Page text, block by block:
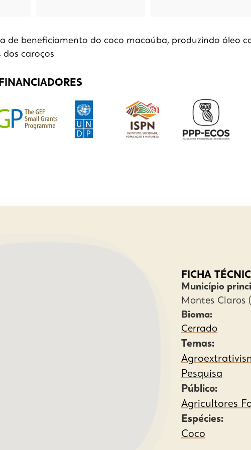
de beneficiamento do coco macaúba, produzindo óleo
dos caroços
FICHA
Município
Montes Claros
Bioma:
Cerrado
Temas:
Pesquisa
Público:
Agricultores
Espécies:
Coco